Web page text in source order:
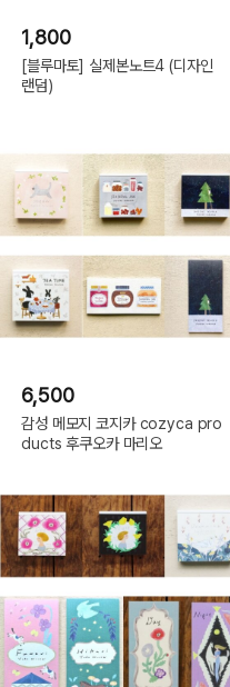
1,800
[블루마토] 실제본노트4 (디자인
랜덤)
6,500
감성 메모지 코지카 cozyca pro
ducts 후쿠오카 마리오